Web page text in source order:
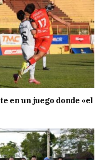
en un juego donde «el